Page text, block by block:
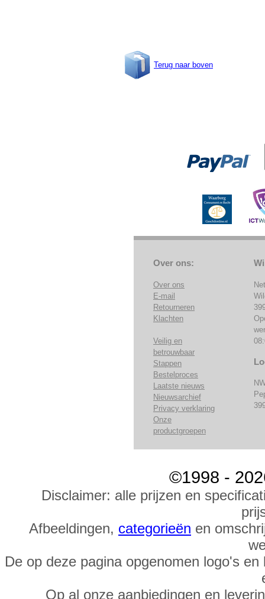
Terug naar boven
Over ons:
Over ons
E-mail
Retourneren
Klachten
Veilig en
betrouwbaar
Stappen
Bestelproces
Laatste nieuws
Nieuwsarchief
Privacy verklaring
Onze
productgroepen
©1998 -
Disclaimer: alle prijzen en
Afbeeldingen, categorieën en
De op deze pagina opgenomen logo's
Op al onze aanbiedingen en